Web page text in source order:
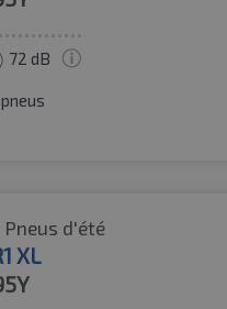
72 dB
Pneus d'été
XL